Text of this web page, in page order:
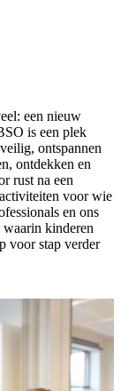
een nieuw
is een plek
ontspannen
ontdekken en
rust na een
voor wie
en ons
waarin kinderen
voor stap verder